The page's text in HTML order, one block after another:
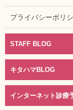
プライバシーポリ
STAFF BLOG
キタハマBLOG
インターネット診療